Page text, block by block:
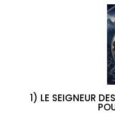
1) LE SEIGNEUR